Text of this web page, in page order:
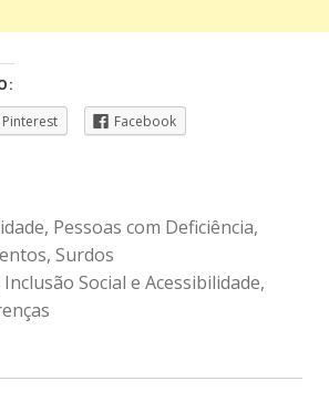
Pinterest
Facebook
, Pessoas com Deficiência,
, Surdos
Inclusão Social e Acessibilidade,